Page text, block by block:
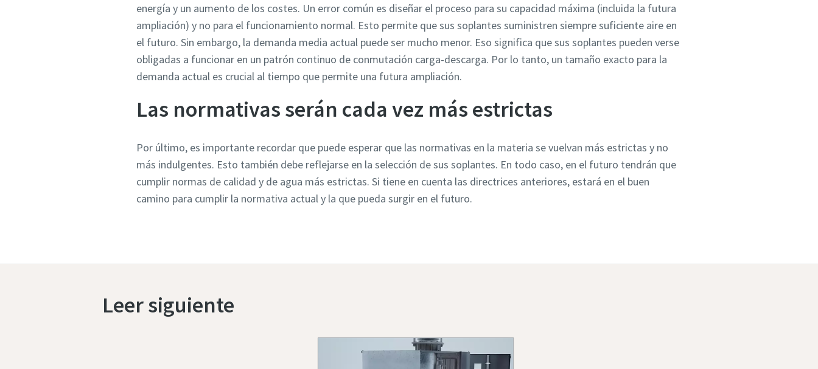
energía y un aumento de los costes. Un error común es diseñar el proceso para su capacidad máxima (incluida la futura
ampliación) y no para el funcionamiento normal. Esto permite que sus soplantes suministren siempre suficiente aire en
el futuro. Sin embargo, la demanda media actual puede ser mucho menor. Eso significa que sus soplantes pueden verse
obligadas a funcionar en un patrón continuo de conmutación carga-descarga. Por lo tanto, un tamaño exacto para la
demanda actual es crucial al tiempo que permite una futura ampliación.
Las normativas serán cada vez más estrictas
Por último, es importante recordar que puede esperar que las normativas en la materia se vuelvan más estrictas y no
más indulgentes. Esto también debe reflejarse en la selección de sus soplantes. En todo caso, en el futuro tendrán que
cumplir normas de calidad y de agua más estrictas. Si tiene en cuenta las directrices anteriores, estará en el buen
camino para cumplir la normativa actual y la que pueda surgir en el futuro.
Leer siguiente